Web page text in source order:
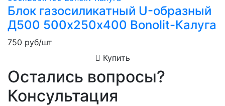
Блок газосиликатный U-образный
Д500 500х250х400 Bonolit-Калуга
750 руб/шт
Купить
Остались вопросы?
Консультация